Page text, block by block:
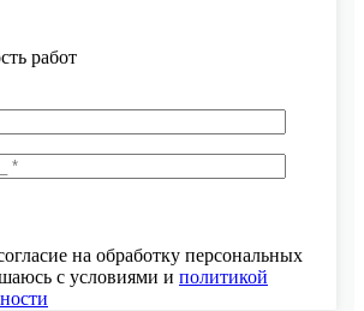
работ
на обработку персональных
с условиями и политикой